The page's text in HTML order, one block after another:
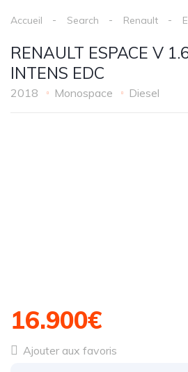
Accueil Search Renault
RENAULT ESPACE V
INTENS EDC
2018 Monospace Diesel
16.900€
Ajouter aux favoris